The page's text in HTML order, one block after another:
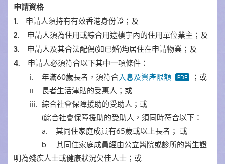
申請資格
1. 申請人須持有有效香港身份證；及
2. 申請人須為住用或綜合用途樓宇內的住用單位業主；及
3. 申請人及其合法配偶(如已婚)均居住在申請物業；及
4. 申請人必須符合以下其中一項條件：
i. 年滿60歲長者，須符合入息及資產限額
；或
ii. 長者生活津貼的受惠人；或
iii. 綜合社會保障援助的受助人；或
(綜合社會保障援助的受助人，須同時符合以下：
a. 其同住家庭成員有65歲或以上長者； 或
b. 其同住家庭成員經由公立醫院或診所的醫生證
明為殘疾人士或健康狀況欠佳人士；或